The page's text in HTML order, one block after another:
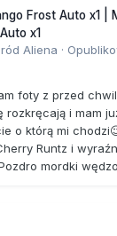
Frost Auto x1 |
x1
Aliena ·
foty z przed
rozkręcają i mam
o którą mi
Runtz i
mordki